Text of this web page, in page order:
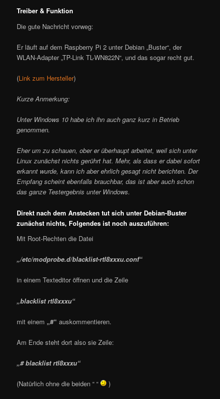
Treiber & Funktion
Die gute Nachricht vorweg:
Er läuft auf dem Raspberry Pi 2 unter Debian „Buster“, der
WLAN-Adapter „TP-Link TL-WN822N“, und das sogar recht gut.
(Link zum Hersteller)
Kurze Anmerkung:
Unter Windows 10 habe ich ihn auch ganz kurz in Betrieb
genommen.
Eher um zu schauen, ober er überhaupt arbeitet, weil sich unter
Linux zunächst nichts gerührt hat. Mehr, als dass er dabei sofort
erkannt wurde, kann ich aber ehrlich gesagt nicht berichten. Der
Empfang scheint ebenfalls brauchbar, das ist aber auch schon
das ganze Testergebnis unter Windows.
Direkt nach dem Anstecken tut sich unter Debian-Buster
zunächst nichts, Folgendes ist noch auszuführen:
Mit Root-Rechten die Datei
„/etc/modprobe.d/blacklist-rtl8xxxu.conf“
in einem Texteditor öffnen und die Zeile
„blacklist rtl8xxxu“
mit einem „#“ auskommentieren.
Am Ende steht dort also sie Zeile:
„# blacklist rtl8xxxu“
(Natürlich ohne die beiden “ “ )